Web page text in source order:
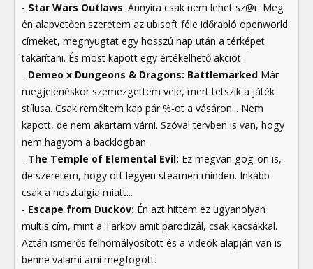
- Star Wars Outlaws: Annyira csak nem lehet sz@r. Meg
én alapvetően szeretem az ubisoft féle időrabló openworld
címeket, megnyugtat egy hosszú nap után a térképet
takarítani. És most kapott egy értékelhető akciót.
- Demeo x Dungeons & Dragons: Battlemarked Már
megjelenéskor szemezgettem vele, mert tetszik a játék
stílusa. Csak reméltem kap pár %-ot a vásáron... Nem
kapott, de nem akartam várni. Szóval tervben is van, hogy
nem hagyom a backlogban.
- The Temple of Elemental Evil: Ez megvan gog-on is,
de szeretem, hogy ott legyen steamen minden. Inkább
csak a nosztalgia miatt...
- Escape from Duckov: Én azt hittem ez ugyanolyan
multis cím, mint a Tarkov amit parodizál, csak kacsákkal.
Aztán ismerős felhomályosított és a videók alapján van is
benne valami ami megfogott.